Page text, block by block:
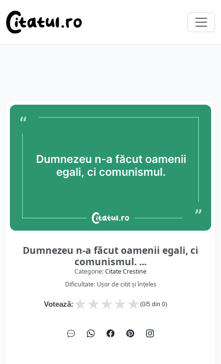
Dumnezeu n-a făcut oamenii egali, ci
comunismul. ...
Categorie:Citate Crestine
Dificultate: Ușor de citit și înțeles
Votează: ★
★
★
★
★ (0/5 din 0)